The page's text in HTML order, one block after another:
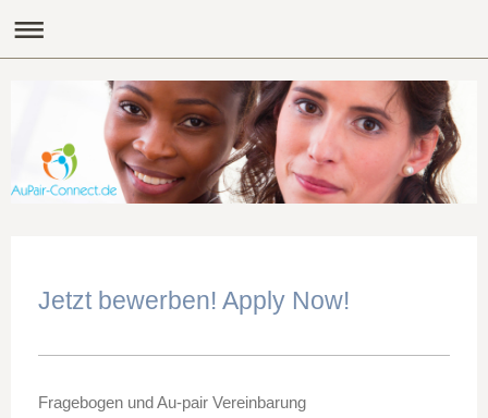
Jetzt bewerben! Apply Now!
Fragebogen und Au-pair Vereinbarung